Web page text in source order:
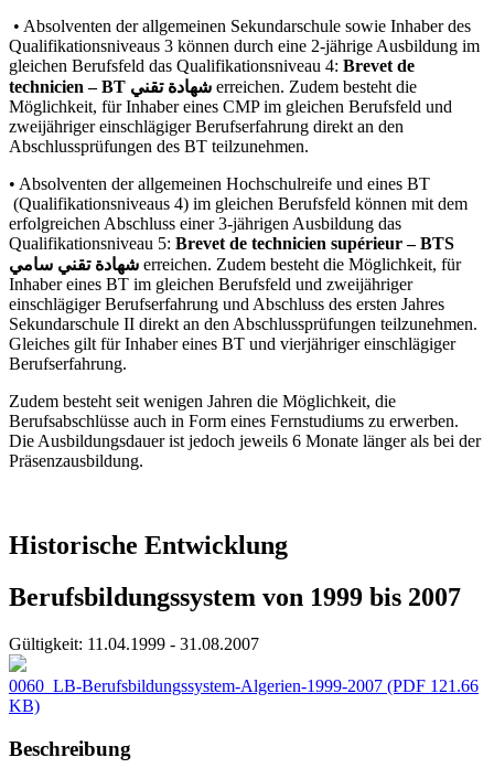
• Absolventen der allgemeinen Sekundarschule sowie Inhaber des
Qualifikationsniveaus 3 können durch eine 2-jährige Ausbildung im
gleichen Berufsfeld das Qualifikationsniveau 4: Brevet de
erreichen. Zudem besteht die
Möglichkeit, für Inhaber eines CMP im gleichen Berufsfeld und
zweijähriger einschlägiger Berufserfahrung direkt an den
Abschlussprüfungen des BT teilzunehmen.
• Absolventen der allgemeinen Hochschulreife und eines BT
(Qualifikationsniveaus 4) im gleichen Berufsfeld können mit dem
erfolgreichen Abschluss einer 3-jährigen Ausbildung das
Qualifikationsniveau 5: Brevet de technicien supérieur – BTS
شهادة تقني سامي erreichen. Zudem besteht die Möglichkeit, für
Inhaber eines BT im gleichen Berufsfeld und zweijähriger
einschlägiger Berufserfahrung und Abschluss des ersten Jahres
Sekundarschule II direkt an den Abschlussprüfungen teilzunehmen.
Gleiches gilt für Inhaber eines BT und vierjähriger einschlägiger
Berufserfahrung.
Zudem besteht seit wenigen Jahren die Möglichkeit, die
Berufsabschlüsse auch in Form eines Fernstudiums zu erwerben.
Die Ausbildungsdauer ist jedoch jeweils 6 Monate länger als bei der
Präsenzausbildung.
Historische Entwicklung
Berufsbildungssystem von 1999 bis 2007
Gültigkeit: 11.04.1999 - 31.08.2007
0060_LB-Berufsbildungssystem-Algerien-1999-2007 (PDF 121.66
KB)
Beschreibung